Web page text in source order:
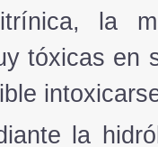
la
tóxicas en
la